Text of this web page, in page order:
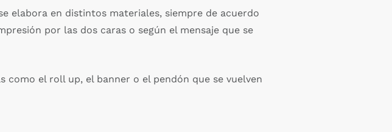
elabora en distintos materiales, siempre de acuerdo
por las dos caras o según el mensaje que se
como el roll up, el banner o el pendón que se vuelven